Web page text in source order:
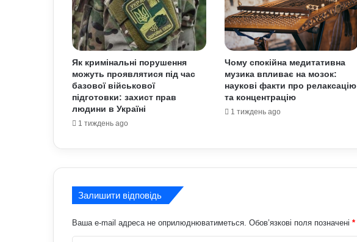
Як кримінальні порушення
можуть проявлятися під час
базової військової
підготовки: захист прав
людини в Україні
1 тиждень ago
Чому спокійна медитативна
музика впливає на мозок:
наукові факти про релаксацію
та концентрацію
1 тиждень ago
Залишити відповідь
Ваша e-mail адреса не оприлюднюватиметься. Обов’язкові поля позначені *